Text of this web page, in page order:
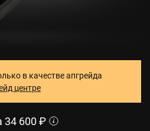
в качестве апгрейда
центре
34 600 ₽